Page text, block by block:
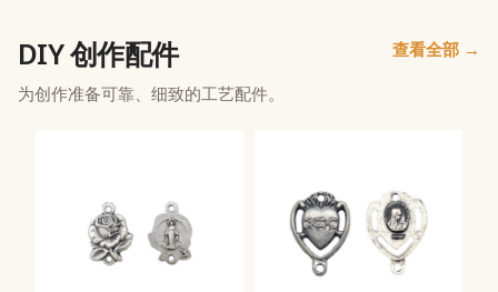
DIY 创作配件
为创作准备可靠、细致的工艺配件。
查看全部 →